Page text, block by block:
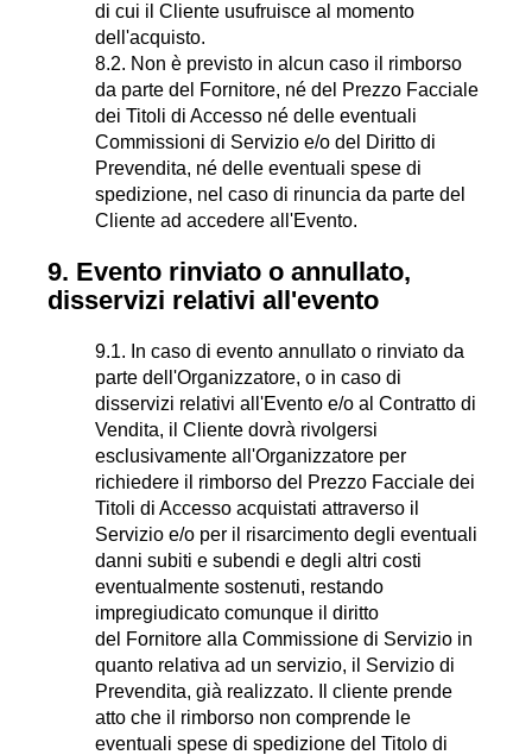
di cui il Cliente usufruisce al momento
dell'acquisto.
8.2. Non è previsto in alcun caso il rimborso
da parte del Fornitore, né del Prezzo Facciale
dei Titoli di Accesso né delle eventuali
Commissioni di Servizio e/o del Diritto di
Prevendita, né delle eventuali spese di
spedizione, nel caso di rinuncia da parte del
Cliente ad accedere all'Evento.
9. Evento rinviato o annullato,
disservizi relativi all'evento
9.1. In caso di evento annullato o rinviato da
parte dell'Organizzatore, o in caso di
disservizi relativi all'Evento e/o al Contratto di
Vendita, il Cliente dovrà rivolgersi
esclusivamente all'Organizzatore per
richiedere il rimborso del Prezzo Facciale dei
Titoli di Accesso acquistati attraverso il
Servizio e/o per il risarcimento degli eventuali
danni subiti e subendi e degli altri costi
eventualmente sostenuti, restando
impregiudicato comunque il diritto
del Fornitore alla Commissione di Servizio in
quanto relativa ad un servizio, il Servizio di
Prevendita, già realizzato. Il cliente prende
atto che il rimborso non comprende le
eventuali spese di spedizione del Titolo di